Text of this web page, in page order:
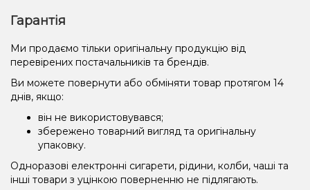
Гарантія
Ми продаємо тільки оригінальну продукцію від
перевірених постачальників та брендів.
Ви можете повернути або обміняти товар протягом 14
днів, якщо:
він не використовувався;
збережено товарний вигляд та оригінальну
упаковку.
Одноразові електронні сигарети, рідини, колби, чаші та
інші товари з уцінкою поверненню не підлягають.